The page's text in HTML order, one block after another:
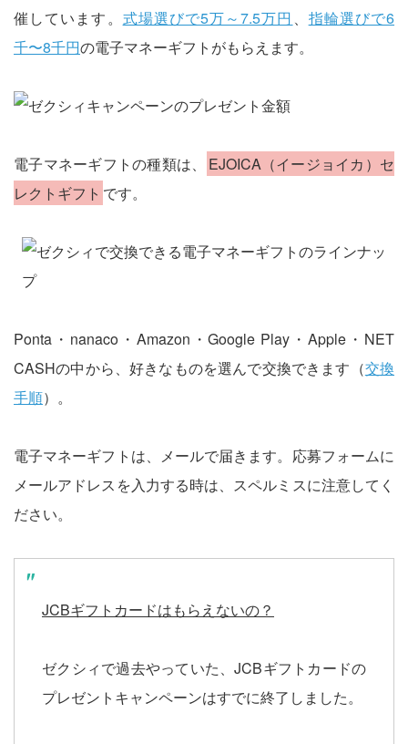
催しています。 式場選びで5万～7.5万円 、 指輪選びで6
千〜8千円の電子マネーギフトがもらえます。
電子マネーギフトの種類は、
EJOICA（イージョイカ）セ
レクトギフト です。
Ponta・nanaco・Amazon・Google Play・Apple・NET
CASHの中から、好きなものを選んで交換できます（交換
手順）。
電子マネーギフトは、メールで届きます。応募フォームに
メールアドレスを入力する時は、スペルミスに注意してく
ださい。
JCBギフトカードはもらえないの？
ゼクシィで過去やっていた、JCBギフトカードの
プレゼントキャンペーンはすでに終了しました。